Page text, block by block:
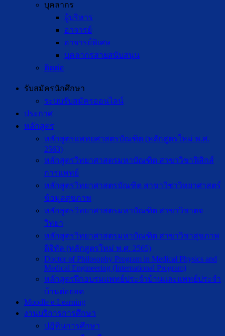
บุคลากร
ผู้บริหาร
อาจารย์
อาจารย์พิเศษ
บุคลากรสายสนับสนุน
ติดต่อ
รับสมัครนักศึกษา
ระบบรับสมัครออนไลน์
ประกาศ
หลักสูตร
หลักสูตรแพทยศาสตรบัณฑิต (หลักสูตรใหม่ พ.ศ.
2563)
หลักสูตรวิทยาศาสตรมหาบัณฑิต สาขาวิชาฟิสิกส์
การแพทย์
หลักสูตรวิทยาศาสตรบัณฑิต สาขาวิชาวิทยาศาสตร์
ข้อมูลสุขภาพ
หลักสูตรวิทยาศาสตรมหาบัณฑิต สาขาวิชาตจ
วิทยา
หลักสูตรวิทยาศาสตรมหาบัณฑิต สาขาวิชาสุขภาพ
ดิจิทัล (หลักสูตรใหม่ พ.ศ. 2565)
Doctor of Philosophy Program in Medical Physics and
Medical Engineering (International Program)
หลักสูตรฝึกอบรมแพทย์ประจำบ้านและแพทย์ประจำ
บ้านต่อยอด
Moodle e-Learning
งานบริการการศึกษา
ปฎิทินการศึกษา